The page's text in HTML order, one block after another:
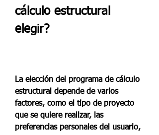
cálculo estructural
elegir?
La elección del programa de cálculo
estructural depende de varios
factores, como el tipo de proyecto
que se quiere realizar, las
preferencias personales del usuario,